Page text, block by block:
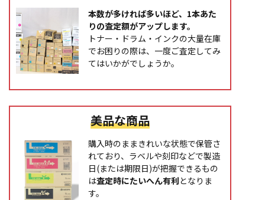
本数が多ければ多いほど、1本あた
りの査定額がアップします。
トナー・ドラム・インクの大量在庫
でお困りの際は、一度ご査定してみ
てはいかがでしょうか。
美品な商品
購入時のままきれいな状態で保管さ
れており、ラベルや刻印などで製造
日(または期限日)が把握できるもの
は査定時にたいへん有利となりま
す。